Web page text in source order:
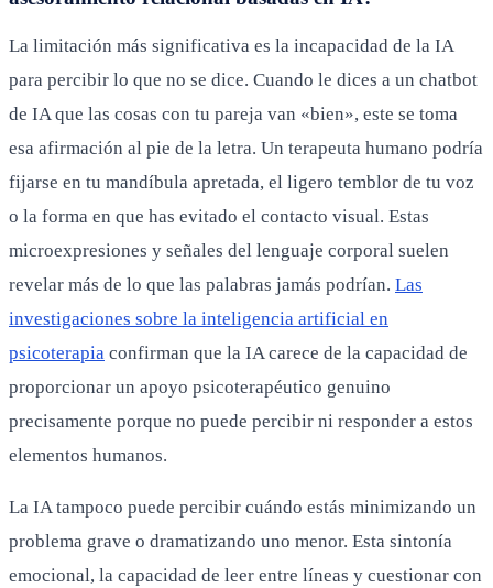
La limitación más significativa es la incapacidad de la IA
para percibir lo que no se dice. Cuando le dices a un chatbot
de IA que las cosas con tu pareja van «bien», este se toma
esa afirmación al pie de la letra. Un terapeuta humano podría
fijarse en tu mandíbula apretada, el ligero temblor de tu voz
o la forma en que has evitado el contacto visual. Estas
microexpresiones y señales del lenguaje corporal suelen
revelar más de lo que las palabras jamás podrían. Las
investigaciones sobre la inteligencia artificial en
psicoterapia confirman que la IA carece de la capacidad de
proporcionar un apoyo psicoterapéutico genuino
precisamente porque no puede percibir ni responder a estos
elementos humanos.
La IA tampoco puede percibir cuándo estás minimizando un
problema grave o dramatizando uno menor. Esta sintonía
emocional, la capacidad de leer entre líneas y cuestionar con